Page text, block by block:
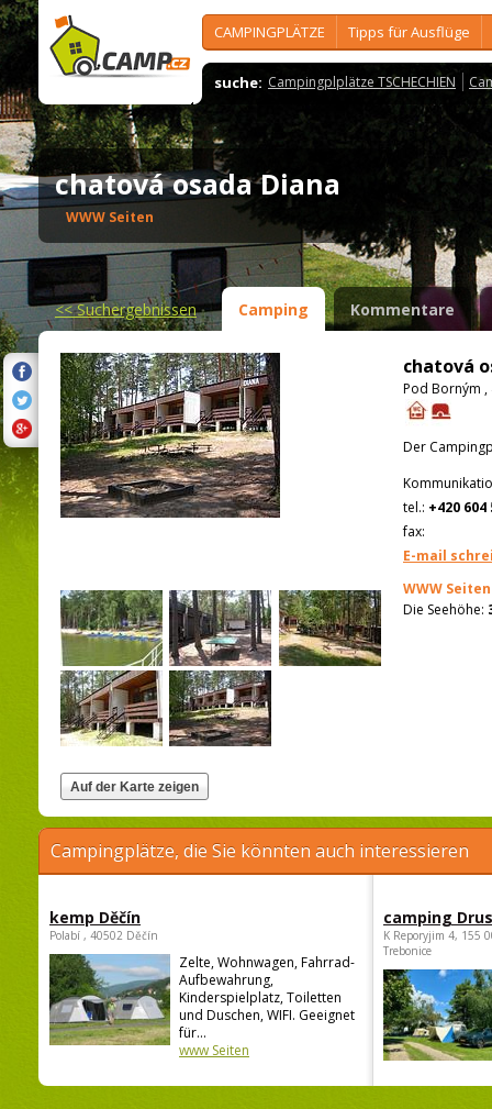
CAMPINGPLÄTZE Tipps für Ausflüge
suche: Campingplplätze TSCHECHIEN
chatová osada Diana
WWW Seiten
<<Suchergebnissen Camping Kommentare
chatová
Pod Borným ,
Der
tel.: +420 604
fax:
E-mail
WWW Seiten
Die Seehöhe:
Campingplätze, die Sie könnten auch interessieren
kemp Děčín
Polabí , 40502 Děčín
Zelte, Wohnwagen, Fahrrad-
Aufbewahrung,
Kinderspielplatz, Toiletten
und Duschen, WIFI. Geeignet
für...
www Seiten
camping
K Reporyjim 4, 155
Trebonice